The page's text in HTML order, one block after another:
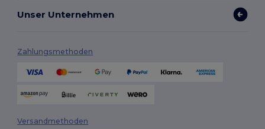
Unser Unternehmen
Zahlungsmethoden
Versandmethoden